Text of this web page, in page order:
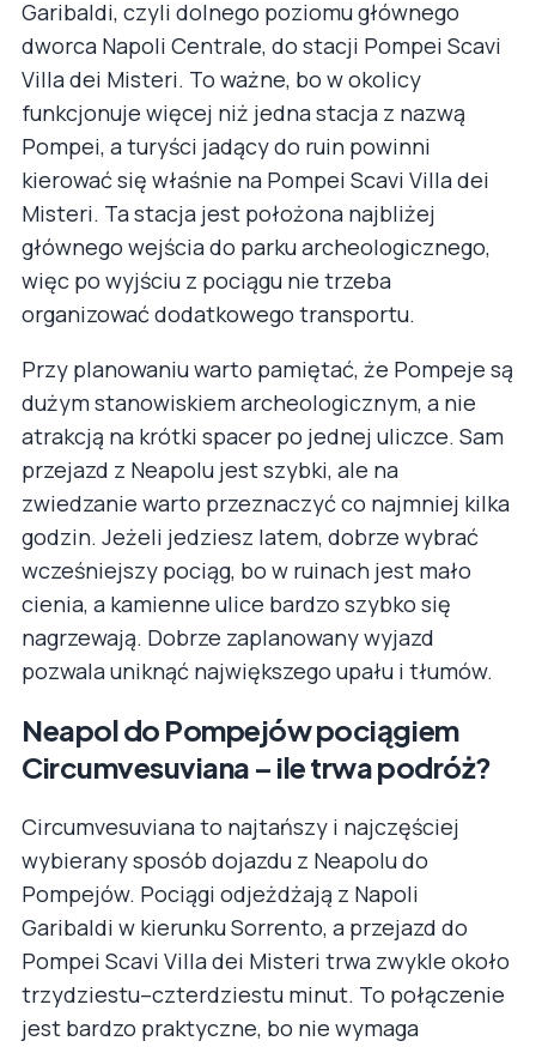
Garibaldi, czyli dolnego poziomu głównego
dworca Napoli Centrale, do stacji Pompei Scavi
Villa dei Misteri. To ważne, bo w okolicy
funkcjonuje więcej niż jedna stacja z nazwą
Pompei, a turyści jadący do ruin powinni
kierować się właśnie na Pompei Scavi Villa dei
Misteri. Ta stacja jest położona najbliżej
głównego wejścia do parku archeologicznego,
więc po wyjściu z pociągu nie trzeba
organizować dodatkowego transportu.
Przy planowaniu warto pamiętać, że Pompeje są
dużym stanowiskiem archeologicznym, a nie
atrakcją na krótki spacer po jednej uliczce. Sam
przejazd z Neapolu jest szybki, ale na
zwiedzanie warto przeznaczyć co najmniej kilka
godzin. Jeżeli jedziesz latem, dobrze wybrać
wcześniejszy pociąg, bo w ruinach jest mało
cienia, a kamienne ulice bardzo szybko się
nagrzewają. Dobrze zaplanowany wyjazd
pozwala uniknąć największego upału i tłumów.
Neapol do Pompejów pociągiem
Circumvesuviana – ile trwa podróż?
Circumvesuviana to najtańszy i najczęściej
wybierany sposób dojazdu z Neapolu do
Pompejów. Pociągi odjeżdżają z Napoli
Garibaldi w kierunku Sorrento, a przejazd do
Pompei Scavi Villa dei Misteri trwa zwykle około
trzydziestu–czterdziestu minut. To połączenie
jest bardzo praktyczne, bo nie wymaga